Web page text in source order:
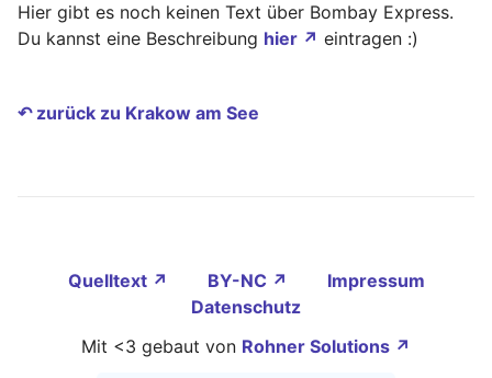
Hier gibt es noch keinen Text über Bombay Express.
Du kannst eine Beschreibung hier ↗ eintragen :)
↶ zurück zu Krakow am See
Quelltext ↗ BY-NC ↗
Impressum
Datenschutz
Mit <3 gebaut von Rohner Solutions ↗